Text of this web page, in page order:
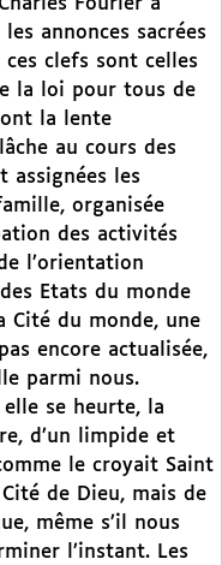
Fourier a
annonces sacrées
clefs sont celles
la loi pour tous de
la lente
au cours des
assignées les
organisée
des activités
l’orientation
Etats du monde
Cité du monde, une
encore actualisée,
parmi nous.
elle se heurte, la
d’un limpide et
le croyait Saint
de Dieu, mais de
même s’il nous
l’instant. Les